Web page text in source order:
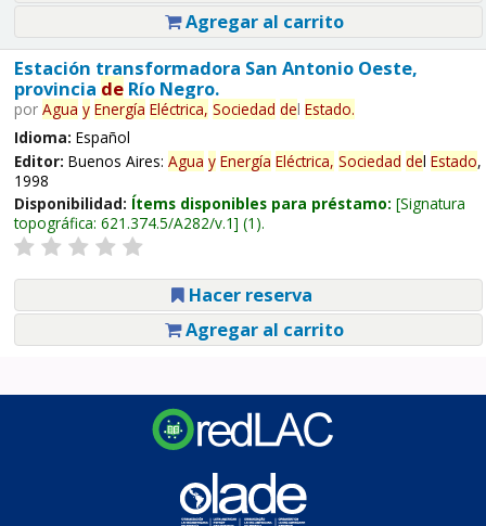
Agregar al carrito
Estación transformadora San Antonio Oeste,
provincia deRío Negro.
por Agua y Energía Eléctrica, Sociedad del Estado.
Idioma: Español
Editor: Buenos Aires: Agua y Energía Eléctrica, Sociedad del Estado,
1998
Disponibilidad: Ítems disponibles para préstamo: Signatura
topográfica: 621.374.5/A282/v.1 (1).
Hacer reserva
Agregar al carrito